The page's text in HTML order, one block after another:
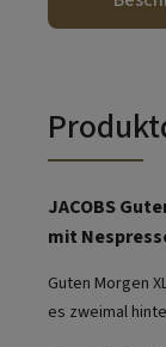
JACOBS
mit
Guten Morgen
es zweimal